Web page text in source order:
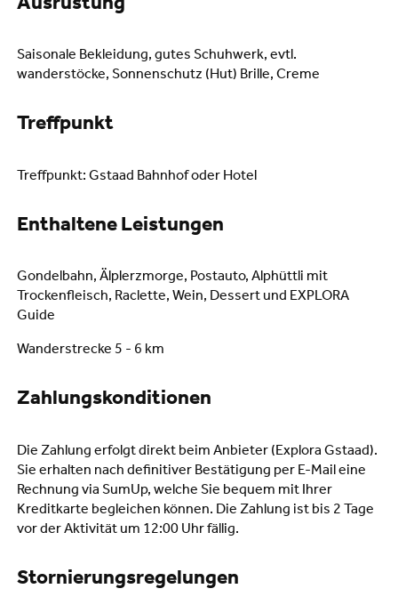
Ausrüstung
Saisonale Bekleidung, gutes Schuhwerk, evtl.
wanderstöcke, Sonnenschutz (Hut) Brille, Creme
Treffpunkt
Treffpunkt: Gstaad Bahnhof oder Hotel
Enthaltene Leistungen
Gondelbahn, Älplerzmorge, Postauto, Alphüttli mit
Trockenfleisch, Raclette, Wein, Dessert und EXPLORA
Guide
Wanderstrecke 5 - 6 km
Zahlungskonditionen
Die Zahlung erfolgt direkt beim Anbieter (Explora Gstaad).
Sie erhalten nach definitiver Bestätigung per E-Mail eine
Rechnung via SumUp, welche Sie bequem mit Ihrer
Kreditkarte begleichen können. Die Zahlung ist bis 2 Tage
vor der Aktivität um 12:00 Uhr fällig.
Stornierungsregelungen